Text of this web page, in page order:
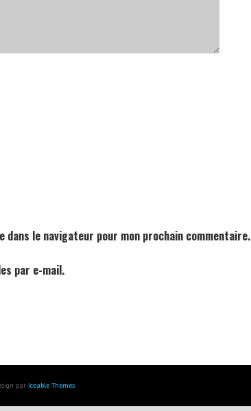
le navigateur pour mon prochain commentaire.
par e-mail.
par Iceable Themes.